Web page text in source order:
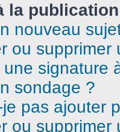
la
nouveau
ou supprimer
signature
sondage ?
pas ajouter
ou supprimer